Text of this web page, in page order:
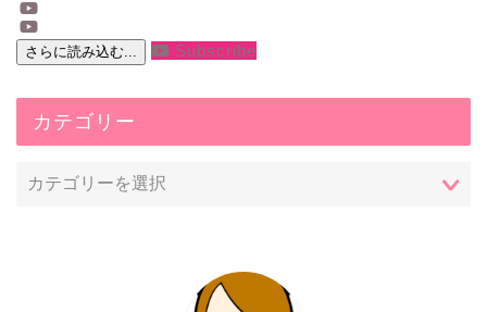
さらに読み込む... Subscribe
カテゴリー